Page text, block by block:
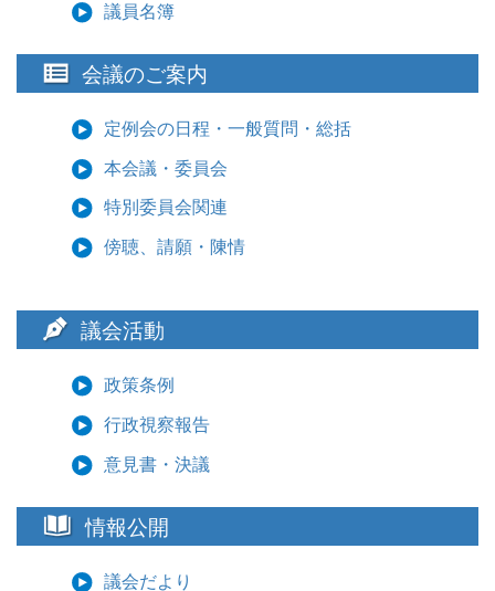
議員名簿
会議のご案内
定例会の日程・一般質問・総括
本会議・委員会
特別委員会関連
傍聴、請願・陳情
議会活動
政策条例
行政視察報告
意見書・決議
情報公開
議会だより